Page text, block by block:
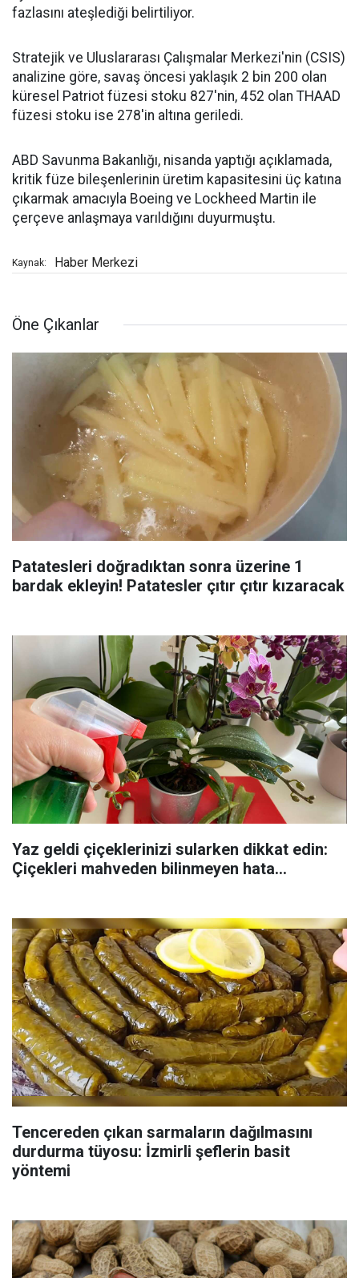
fazlasını ateşlediği belirtiliyor.
Stratejik ve Uluslararası Çalışmalar Merkezi'nin (CSIS)
analizine göre, savaş öncesi yaklaşık 2 bin 200 olan
küresel Patriot füzesi stoku 827'nin, 452 olan THAAD
füzesi stoku ise 278'in altına geriledi.
ABD Savunma Bakanlığı, nisanda yaptığı açıklamada,
kritik füze bileşenlerinin üretim kapasitesini üç katına
çıkarmak amacıyla Boeing ve Lockheed Martin ile
çerçeve anlaşmaya varıldığını duyurmuştu.
Kaynak: Haber Merkezi
Öne Çıkanlar
Patatesleri doğradıktan sonra üzerine 1
bardak ekleyin! Patatesler çıtır çıtır kızaracak
Yaz geldi çiçeklerinizi sularken dikkat edin:
Çiçekleri mahveden bilinmeyen hata...
Tencereden çıkan sarmaların dağılmasını
durdurma tüyosu: İzmirli şeflerin basit
yöntemi